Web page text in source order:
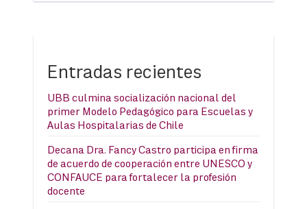
Entradas recientes
UBB culmina socialización nacional del
primer Modelo Pedagógico para Escuelas y
Aulas Hospitalarias de Chile
Decana Dra. Fancy Castro participa en firma
de acuerdo de cooperación entre UNESCO y
CONFAUCE para fortalecer la profesión
docente